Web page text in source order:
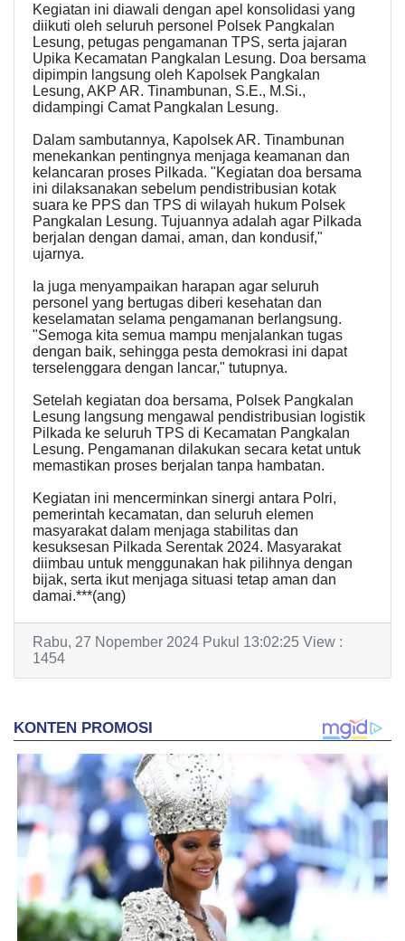
Kegiatan ini diawali dengan apel konsolidasi yang
diikuti oleh seluruh personel Polsek Pangkalan
Lesung, petugas pengamanan TPS, serta jajaran
Upika Kecamatan Pangkalan Lesung. Doa bersama
dipimpin langsung oleh Kapolsek Pangkalan
Lesung, AKP AR. Tinambunan, S.E., M.Si.,
didampingi Camat Pangkalan Lesung.
Dalam sambutannya, Kapolsek AR. Tinambunan
menekankan pentingnya menjaga keamanan dan
kelancaran proses Pilkada. "Kegiatan doa bersama
ini dilaksanakan sebelum pendistribusian kotak
suara ke PPS dan TPS di wilayah hukum Polsek
Pangkalan Lesung. Tujuannya adalah agar Pilkada
berjalan dengan damai, aman, dan kondusif,"
ujarnya.
Ia juga menyampaikan harapan agar seluruh
personel yang bertugas diberi kesehatan dan
keselamatan selama pengamanan berlangsung.
"Semoga kita semua mampu menjalankan tugas
dengan baik, sehingga pesta demokrasi ini dapat
terselenggara dengan lancar," tutupnya.
Setelah kegiatan doa bersama, Polsek Pangkalan
Lesung langsung mengawal pendistribusian logistik
Pilkada ke seluruh TPS di Kecamatan Pangkalan
Lesung. Pengamanan dilakukan secara ketat untuk
memastikan proses berjalan tanpa hambatan.
Kegiatan ini mencerminkan sinergi antara Polri,
pemerintah kecamatan, dan seluruh elemen
masyarakat dalam menjaga stabilitas dan
kesuksesan Pilkada Serentak 2024. Masyarakat
diimbau untuk menggunakan hak pilihnya dengan
bijak, serta ikut menjaga situasi tetap aman dan
damai.***(ang)
Rabu, 27 Nopember 2024 Pukul 13:02:25 View :
1454